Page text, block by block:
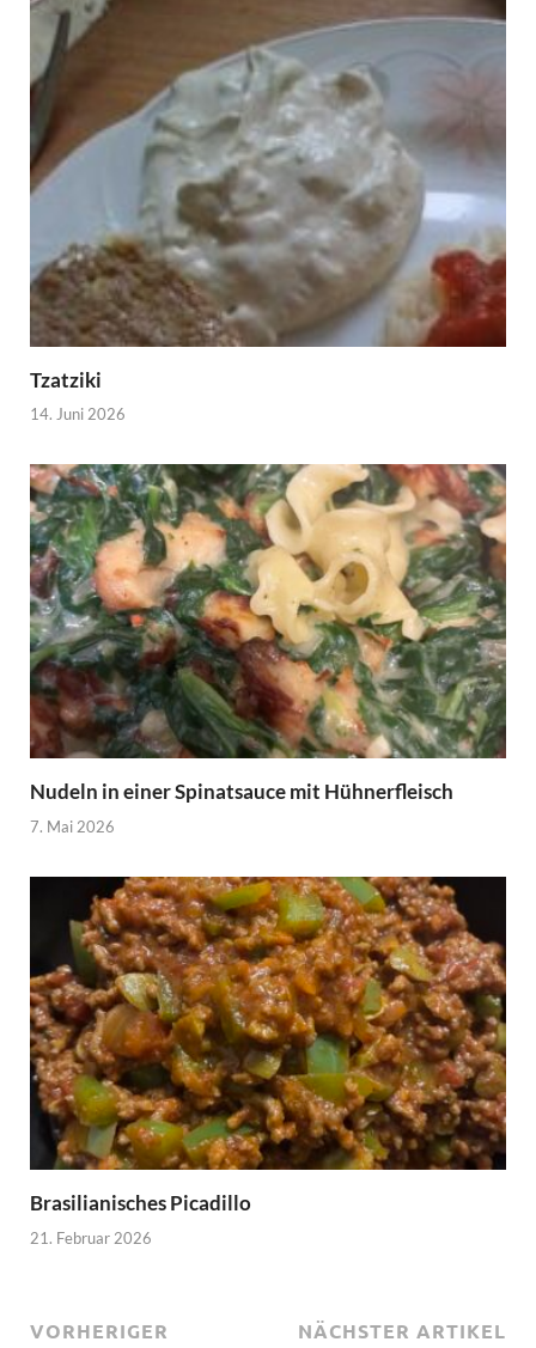
Tzatziki
14. Juni 2026
Nudeln in einer Spinatsauce mit Hühnerfleisch
7. Mai 2026
Brasilianisches Picadillo
21. Februar 2026
VORHERIGER
NÄCHSTER ARTIKEL